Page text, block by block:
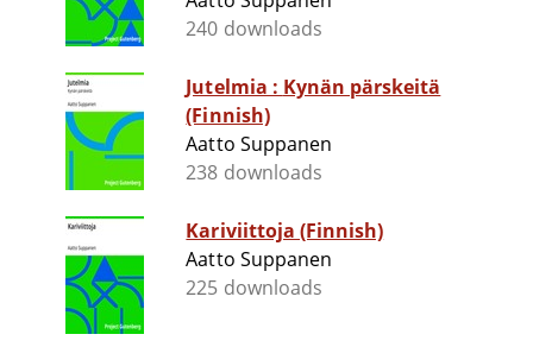
240 downloads
Jutelmia : Kynän pärskeitä
(Finnish)
Aatto Suppanen
238 downloads
Kariviittoja (Finnish)
Aatto Suppanen
225 downloads